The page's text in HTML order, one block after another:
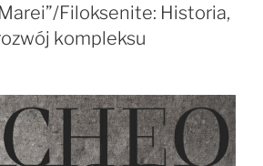
Filoksenite: Historia,
kompleksu